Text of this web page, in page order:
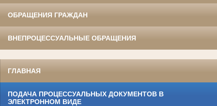
ОБРАЩЕНИЯ ГРАЖДАН
ВНЕПРОЦЕССУАЛЬНЫЕ ОБРАЩЕНИЯ
ГЛАВНАЯ
ПОДАЧА ПРОЦЕССУАЛЬНЫХ ДОКУМЕНТОВ В
ЭЛЕКТРОННОМ ВИДЕ